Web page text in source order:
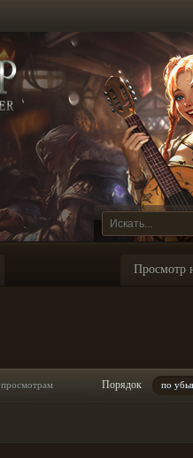
Просмотр
просмотрам Порядок по